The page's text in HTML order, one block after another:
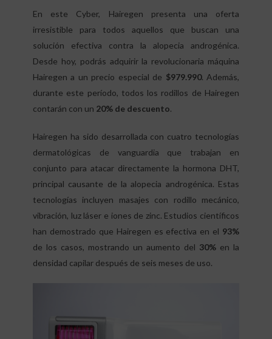
En este Cyber, Hairegen presenta una oferta
irresistible para todos aquellos que buscan una
solución efectiva contra la alopecia androgénica.
Desde hoy, podrás adquirir la revolucionaria máquina
Hairegen a un precio especial de $979.990. Además,
durante este período, todos los rodillos de Hairegen
contarán con un 20% de descuento.
Hairegen ha sido desarrollada con cuatro tecnologías
dermatológicas de vanguardia que trabajan en
conjunto para atacar directamente la hormona DHT,
principal causante de la alopecia androgénica. Estas
tecnologías incluyen masajes con rodillo mecánico,
vibración, luz láser e iones de zinc. Estudios científicos
han demostrado que Hairegen es efectiva en el 93%
de los casos, mostrando un aumento del 30% en la
densidad capilar después de seis meses de uso.